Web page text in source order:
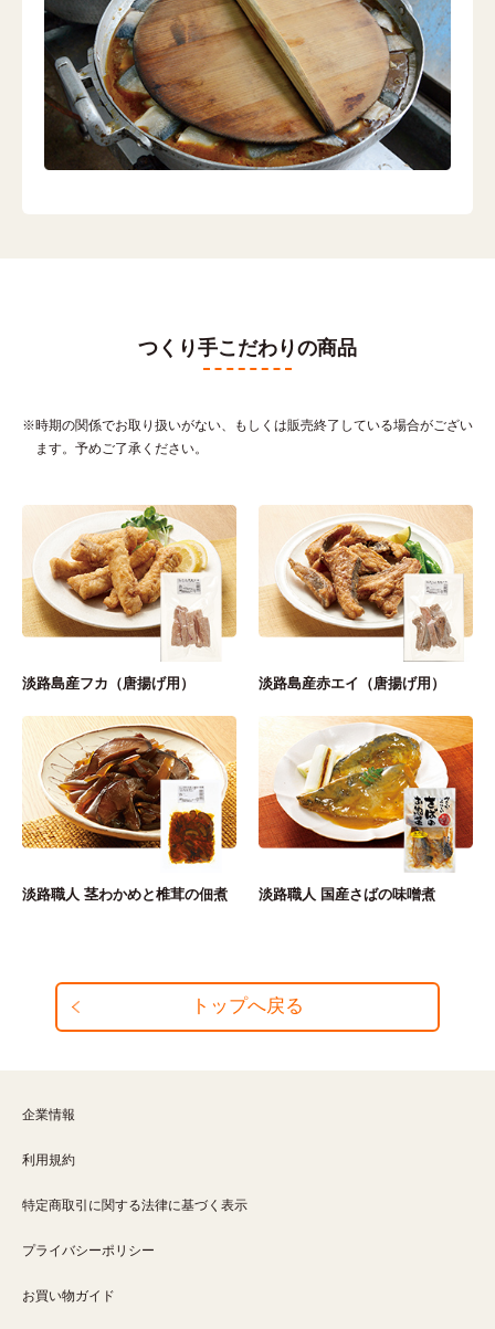
つくり手こだわりの商品
※時期の関係でお取り扱いがない、もしくは販売終了している場合がござい
ます。予めご了承ください。
淡路島産フカ（唐揚げ用） 淡路島産赤エイ（唐揚げ用）
淡路職人 茎わかめと椎茸の佃煮 淡路職人 国産さばの味噌煮
トップへ戻る
企業情報
利用規約
特定商取引に関する法律に基づく表示
プライバシーポリシー
お買い物ガイド